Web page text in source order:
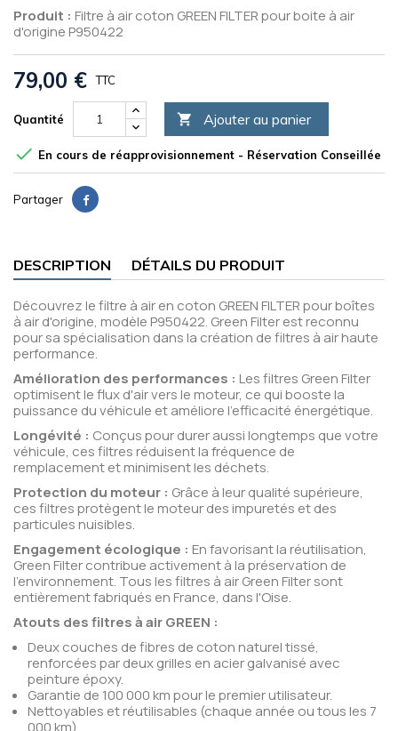
Produit : Filtre à air coton GREEN FILTER pour boite à air
d'origine P950422
79,00 € TTC
Quantité  Ajouter au panier
 En cours de réapprovisionnement - Réservation Conseillée
Partager
DESCRIPTION DÉTAILS DU PRODUIT
Découvrez le filtre à air en coton GREEN FILTER pour boîtes
à air d'origine, modèle P950422. Green Filter est reconnu
pour sa spécialisation dans la création de filtres à air haute
performance.
Amélioration des performances : Les filtres Green Filter
optimisent le flux d'air vers le moteur, ce qui booste la
puissance du véhicule et améliore l'efficacité énergétique.
Longévité : Conçus pour durer aussi longtemps que votre
véhicule, ces filtres réduisent la fréquence de
remplacement et minimisent les déchets.
Protection du moteur : Grâce à leur qualité supérieure,
ces filtres protègent le moteur des impuretés et des
particules nuisibles.
Engagement écologique : En favorisant la réutilisation,
Green Filter contribue activement à la préservation de
l'environnement. Tous les filtres à air Green Filter sont
entièrement fabriqués en France, dans l'Oise.
Atouts des filtres à air GREEN :
Deux couches de fibres de coton naturel tissé,
renforcées par deux grilles en acier galvanisé avec
peinture époxy.
Garantie de 100 000 km pour le premier utilisateur.
Nettoyables et réutilisables (chaque année ou tous les 7
000 km).